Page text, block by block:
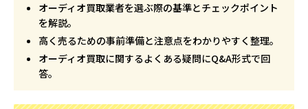
オーディオ買取業者を選ぶ際の基準とチェックポイント
を解説。
高く売るための事前準備と注意点をわかりやすく整理。
オーディオ買取に関するよくある疑問にQ&A形式で回
答。